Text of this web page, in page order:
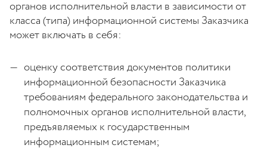
органов исполнительной власти в зависимости от
класса (типа) информационной системы Заказчика
может включать в себя:
оценку соответствия документов политики
информационной безопасности Заказчика
требованиям федерального законодательства и
полномочных органов исполнительной власти,
предъявляемых к государственным
информационным системам;